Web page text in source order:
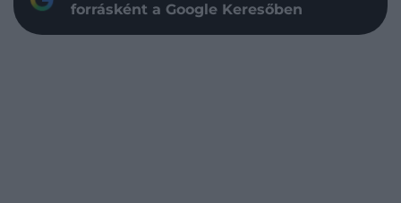
forrásként a Google Keresőben